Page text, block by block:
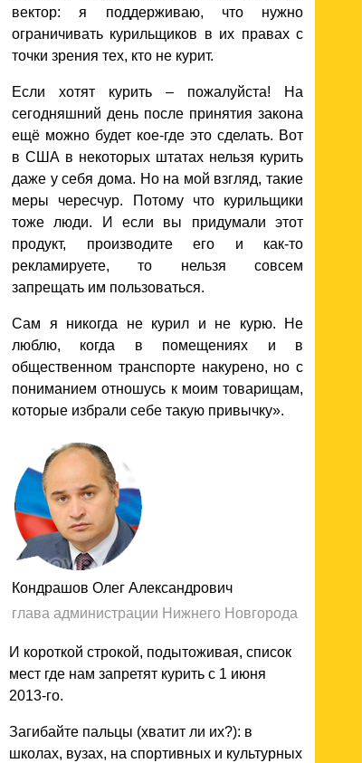
вектор: я поддерживаю, что нужно
ограничивать курильщиков в их правах с
точки зрения тех, кто не курит.
Если хотят курить – пожалуйста! На
сегодняшний день после принятия закона
ещё можно будет кое-где это сделать. Вот
в США в некоторых штатах нельзя курить
даже у себя дома. Но на мой взгляд, такие
меры чересчур. Потому что курильщики
тоже люди. И если вы придумали этот
продукт, производите его и как-то
рекламируете, то нельзя совсем
запрещать им пользоваться.
Сам я никогда не курил и не курю. Не
люблю, когда в помещениях и в
общественном транспорте накурено, но с
пониманием отношусь к моим товарищам,
которые избрали себе такую привычку».
Кондрашов Олег Александрович
глава администрации Нижнего Новгорода
И короткой строкой, подытоживая, список
мест где нам запретят курить с 1 июня
2013-го.
Загибайте пальцы (хватит ли их?): в
школах, вузах, на спортивных и культурных